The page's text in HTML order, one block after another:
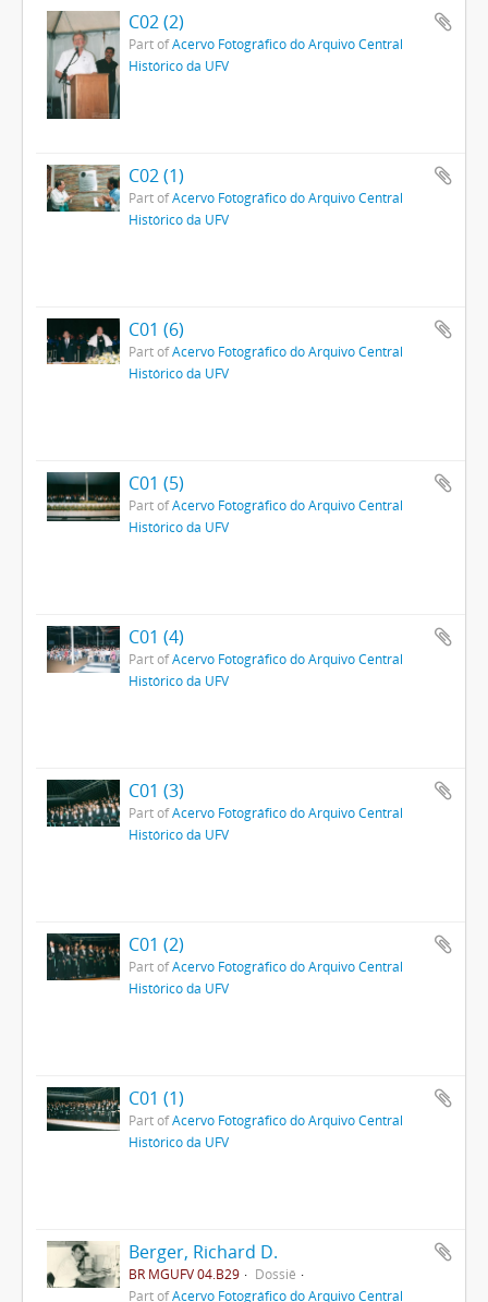
C02 (2)
Part ofAcervo Fotográfico do Arquivo Central
Histórico da UFV
C02 (1)
Part ofAcervo Fotográfico do Arquivo Central
Histórico da UFV
C01 (6)
Part ofAcervo Fotográfico do Arquivo Central
Histórico da UFV
C01 (5)
Part ofAcervo Fotográfico do Arquivo Central
Histórico da UFV
C01 (4)
Part ofAcervo Fotográfico do Arquivo Central
Histórico da UFV
C01 (3)
Part ofAcervo Fotográfico do Arquivo Central
Histórico da UFV
C01 (2)
Part ofAcervo Fotográfico do Arquivo Central
Histórico da UFV
C01 (1)
Part ofAcervo Fotográfico do Arquivo Central
Histórico da UFV
Berger, Richard D.
BR MGUFV 04.B29
Dossiê
Part ofAcervo Fotográfico do Arquivo Central